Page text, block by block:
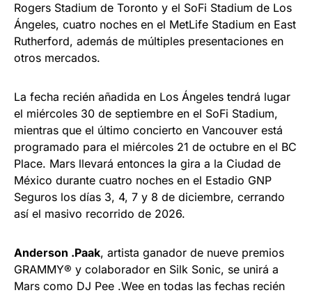
Rogers Stadium de Toronto y el SoFi Stadium de Los
Ángeles, cuatro noches en el MetLife Stadium en East
Rutherford, además de múltiples presentaciones en
otros mercados.
La fecha recién añadida en Los Ángeles tendrá lugar
el miércoles 30 de septiembre en el SoFi Stadium,
mientras que el último concierto en Vancouver está
programado para el miércoles 21 de octubre en el BC
Place. Mars llevará entonces la gira a la Ciudad de
México durante cuatro noches en el Estadio GNP
Seguros los días 3, 4, 7 y 8 de diciembre, cerrando
así el masivo recorrido de 2026.
Anderson .Paak, artista ganador de nueve premios
GRAMMY® y colaborador en Silk Sonic, se unirá a
Mars como DJ Pee .Wee en todas las fechas recién